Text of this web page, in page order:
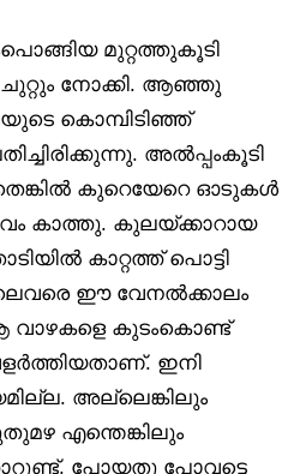
മുറ്റത്തുകൂടി
നോക്കി. ആഞ്ഞു
കൊമ്പിടിഞ്ഞ്
അൽപ്പംകൂടി
കുറെയേറെ ഓടുകൾ
കാത്തു. കുലയ്ക്കാറായ
കാറ്റത്ത് പൊട്ടി
ഈ വേനൽക്കാലം
വാഴകളെ കുടംകൊണ്ട്
ഇനി
അല്ലെങ്കിലും
എന്തെങ്കിലും
പോയതു പോവട്ടെ